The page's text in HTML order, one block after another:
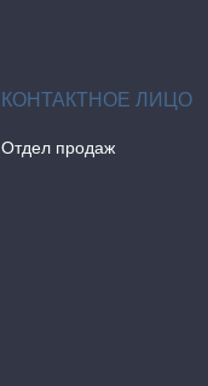
Отдел продаж